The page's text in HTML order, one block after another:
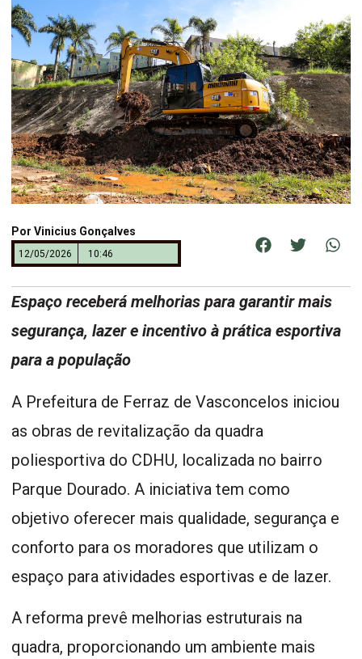
Por Vinicius Gonçalves
12/05/2026 10:46
Espaço receberá melhorias para garantir mais
segurança, lazer e incentivo à prática esportiva
para a população
A Prefeitura de Ferraz de Vasconcelos iniciou
as obras de revitalização da quadra
poliesportiva do CDHU, localizada no bairro
Parque Dourado. A iniciativa tem como
objetivo oferecer mais qualidade, segurança e
conforto para os moradores que utilizam o
espaço para atividades esportivas e de lazer.
A reforma prevê melhorias estruturais na
quadra, proporcionando um ambiente mais